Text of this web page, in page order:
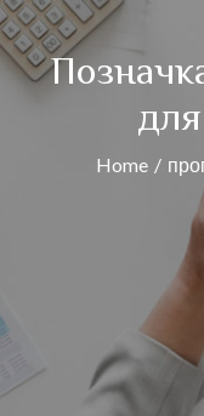
для
Home